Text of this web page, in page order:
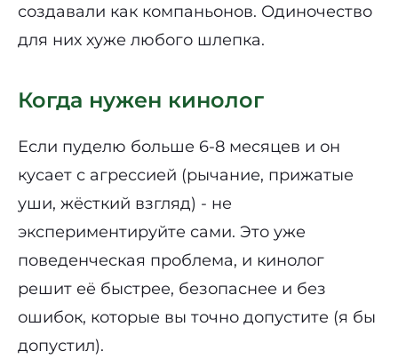
создавали как компаньонов. Одиночество
для них хуже любого шлепка.
Когда нужен кинолог
Если пуделю больше 6-8 месяцев и он
кусает с агрессией (рычание, прижатые
уши, жёсткий взгляд) - не
экспериментируйте сами. Это уже
поведенческая проблема, и кинолог
решит её быстрее, безопаснее и без
ошибок, которые вы точно допустите (я бы
допустил).